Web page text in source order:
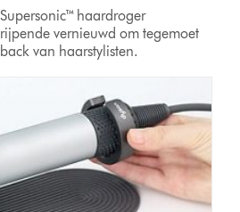
haardroger
vernieuwd om tegemoet
van haarstylisten.